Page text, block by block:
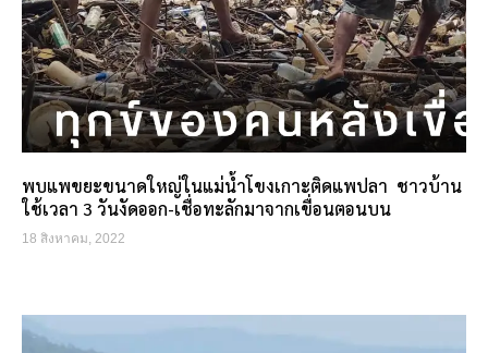
พบแพขยะขนาดใหญ่ในแม่น้ำโขงเกาะติดแพปลา ชาวบ้าน
ใช้เวลา 3 วันงัดออก-เชื่อทะลักมาจากเขื่อนตอนบน
18 สิงหาคม, 2022